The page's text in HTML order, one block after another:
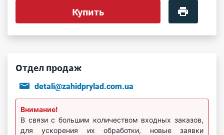
Купить
Отдел продаж
detali@zahidprylad.com.ua
Внимание!
В связи с большим количеством входных заказов,
для ускорения их обработки, новые заявки